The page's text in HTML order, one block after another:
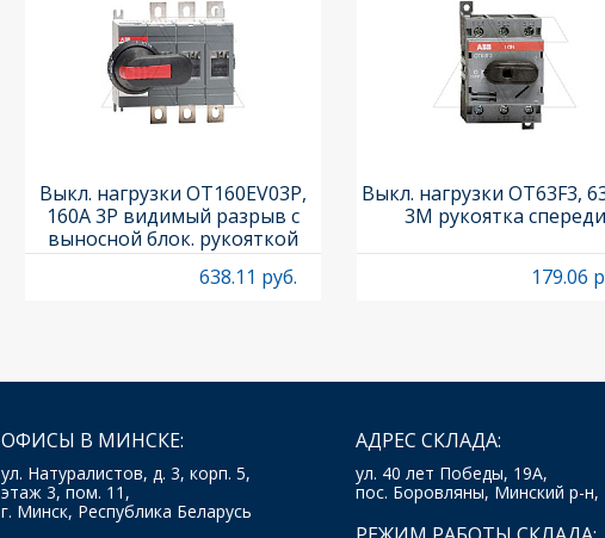
Выкл. нагрузки OT160EV03P,
160A 3P видимый разрыв с
выносной блок. рукояткой
OHB65J6 и осью OXP6X210
638.11 руб.
Выкл. нагрузки OT63F3,
3M рукоятка спереди
179.06
ОФИСЫ В МИНСКЕ:
ул. Натуралистов, д. 3, корп. 5,
этаж 3, пом. 11,
г. Минск, Республика Беларусь
АДРЕС СКЛАДА:
ул. 40 лет Победы, 19А,
пос. Боровляны, Минский р-н,